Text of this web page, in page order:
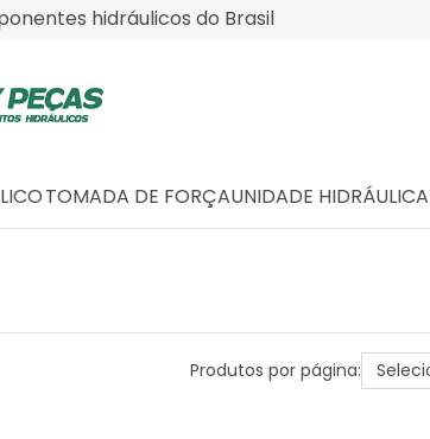
hidráulicos do Brasil
TOMADA DE FORÇAUNIDADE HIDRÁULICA
Produtos por página: